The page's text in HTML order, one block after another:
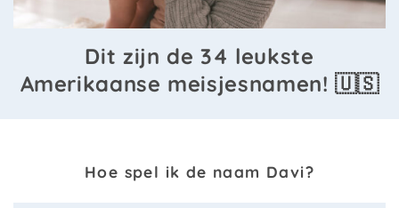
Dit zijn de 34 leukste
Amerikaanse meisjesnamen! 🇺🇸
Hoe spel ik de naam Davi?